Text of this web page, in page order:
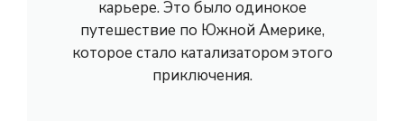
карьере. Это было одинокое
путешествие по Южной Америке,
которое стало катализатором этого
приключения.